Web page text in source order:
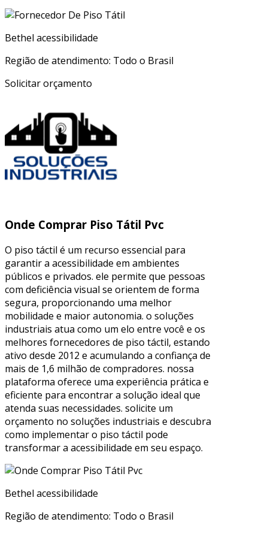
Bethel acessibilidade
Região de atendimento: Todo o Brasil
Solicitar orçamento
Onde Comprar Piso Tátil Pvc
O piso táctil é um recurso essencial para
garantir a acessibilidade em ambientes
públicos e privados. ele permite que pessoas
com deficiência visual se orientem de forma
segura, proporcionando uma melhor
mobilidade e maior autonomia. o soluções
industriais atua como um elo entre você e os
melhores fornecedores de piso táctil, estando
ativo desde 2012 e acumulando a confiança de
mais de 1,6 milhão de compradores. nossa
plataforma oferece uma experiência prática e
eficiente para encontrar a solução ideal que
atenda suas necessidades. solicite um
orçamento no soluções industriais e descubra
como implementar o piso táctil pode
transformar a acessibilidade em seu espaço.
Bethel acessibilidade
Região de atendimento: Todo o Brasil